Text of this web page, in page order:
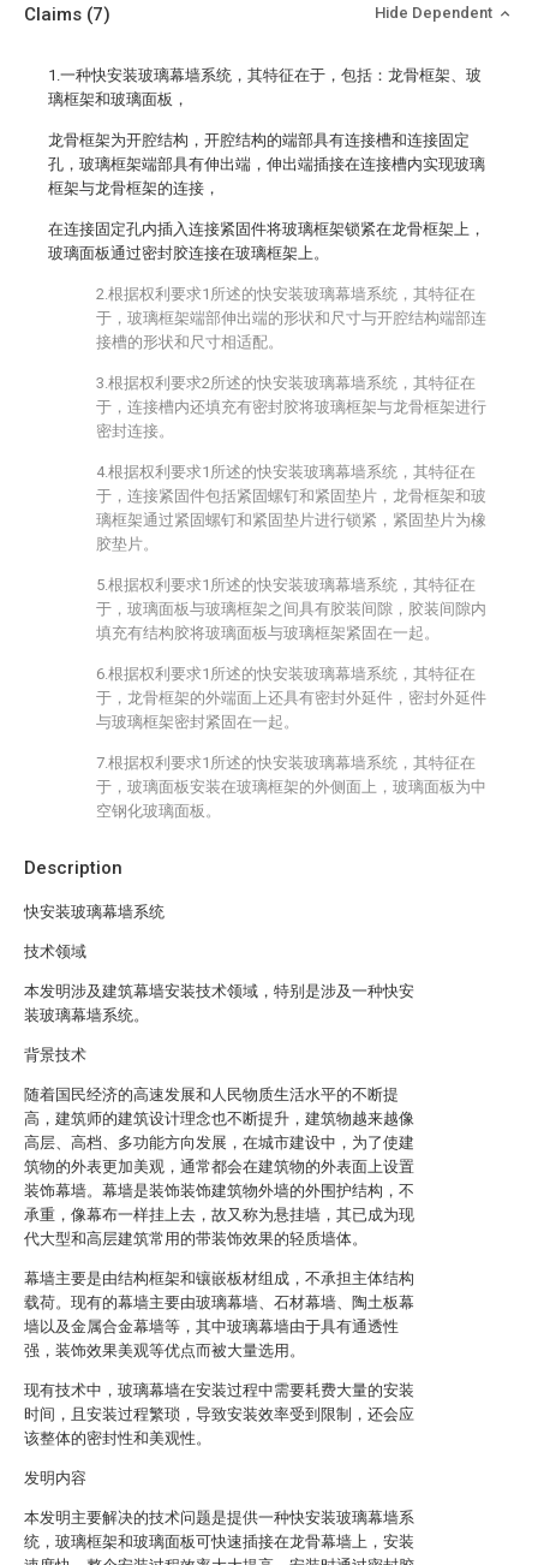
Description
快安装玻璃幕墙系统
技术领域
本发明涉及建筑幕墙安装技术领域，特别是涉及一种快安
装玻璃幕墙系统。
背景技术
随着国民经济的高速发展和人民物质生活水平的不断提
高，建筑师的建筑设计理念也不断提升，建筑物越来越像
高层、高档、多功能方向发展，在城市建设中，为了使建
筑物的外表更加美观，通常都会在建筑物的外表面上设置
装饰幕墙。幕墙是装饰装饰建筑物外墙的外围护结构，不
承重，像幕布一样挂上去，故又称为悬挂墙，其已成为现
代大型和高层建筑常用的带装饰效果的轻质墙体。
幕墙主要是由结构框架和镶嵌板材组成，不承担主体结构
载荷。现有的幕墙主要由玻璃幕墙、石材幕墙、陶土板幕
墙以及金属合金幕墙等，其中玻璃幕墙由于具有通透性
强，装饰效果美观等优点而被大量选用。
现有技术中，玻璃幕墙在安装过程中需要耗费大量的安装
时间，且安装过程繁琐，导致安装效率受到限制，还会应
该整体的密封性和美观性。
发明内容
本发明主要解决的技术问题是提供一种快安装玻璃幕墙系
统，玻璃框架和玻璃面板可快速插接在龙骨幕墙上，安装
Claims (7) Hide Dependent
1.一种快安装玻璃幕墙系统，其特征在于，包括：龙骨框架、玻
璃框架和玻璃面板，
龙骨框架为开腔结构，开腔结构的端部具有连接槽和连接固定
孔，玻璃框架端部具有伸出端，伸出端插接在连接槽内实现玻璃
框架与龙骨框架的连接，
在连接固定孔内插入连接紧固件将玻璃框架锁紧在龙骨框架上，
玻璃面板通过密封胶连接在玻璃框架上。
2.根据权利要求1所述的快安装玻璃幕墙系统，其特征在
于，玻璃框架端部伸出端的形状和尺寸与开腔结构端部连
接槽的形状和尺寸相适配。
3.根据权利要求2所述的快安装玻璃幕墙系统，其特征在
于，连接槽内还填充有密封胶将玻璃框架与龙骨框架进行
密封连接。
4.根据权利要求1所述的快安装玻璃幕墙系统，其特征在
于，连接紧固件包括紧固螺钉和紧固垫片，龙骨框架和玻
璃框架通过紧固螺钉和紧固垫片进行锁紧，紧固垫片为橡
胶垫片。
5.根据权利要求1所述的快安装玻璃幕墙系统，其特征在
于，玻璃面板与玻璃框架之间具有胶装间隙，胶装间隙内
填充有结构胶将玻璃面板与玻璃框架紧固在一起。
6.根据权利要求1所述的快安装玻璃幕墙系统，其特征在
于，龙骨框架的外端面上还具有密封外延件，密封外延件
与玻璃框架密封紧固在一起。
7.根据权利要求1所述的快安装玻璃幕墙系统，其特征在
于，玻璃面板安装在玻璃框架的外侧面上，玻璃面板为中
空钢化玻璃面板。